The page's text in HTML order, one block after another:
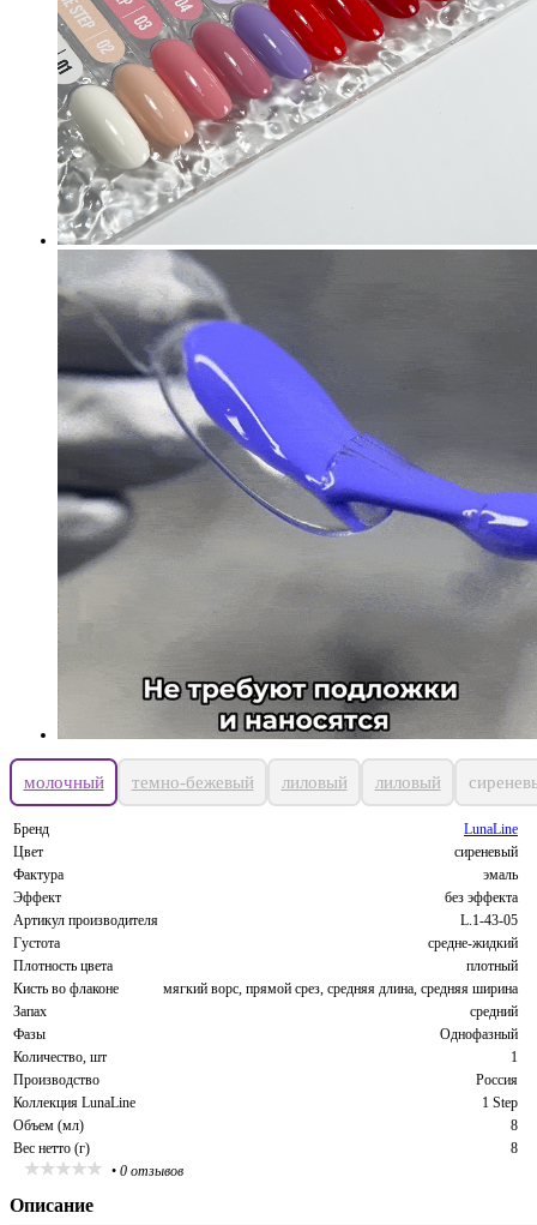
молочный темно-бежевый лиловый лиловый
Бренд
LunaLine
Цвет
сиреневый
Фактура
эмаль
Эффект
без эффекта
Артикул производителя
L.1-43-05
Густота
средне-жидкий
Плотность цвета
плотный
Кисть во флаконе
мягкий ворс, прямой срез, средняя длина, средняя ширина
Запах
средний
Фазы
Однофазный
Количество, шт
1
Производство
Россия
Коллекция LunaLine
1 Step
Объем (мл)
8
Вес нетто (г)
8
• 0 отзывов
Описание